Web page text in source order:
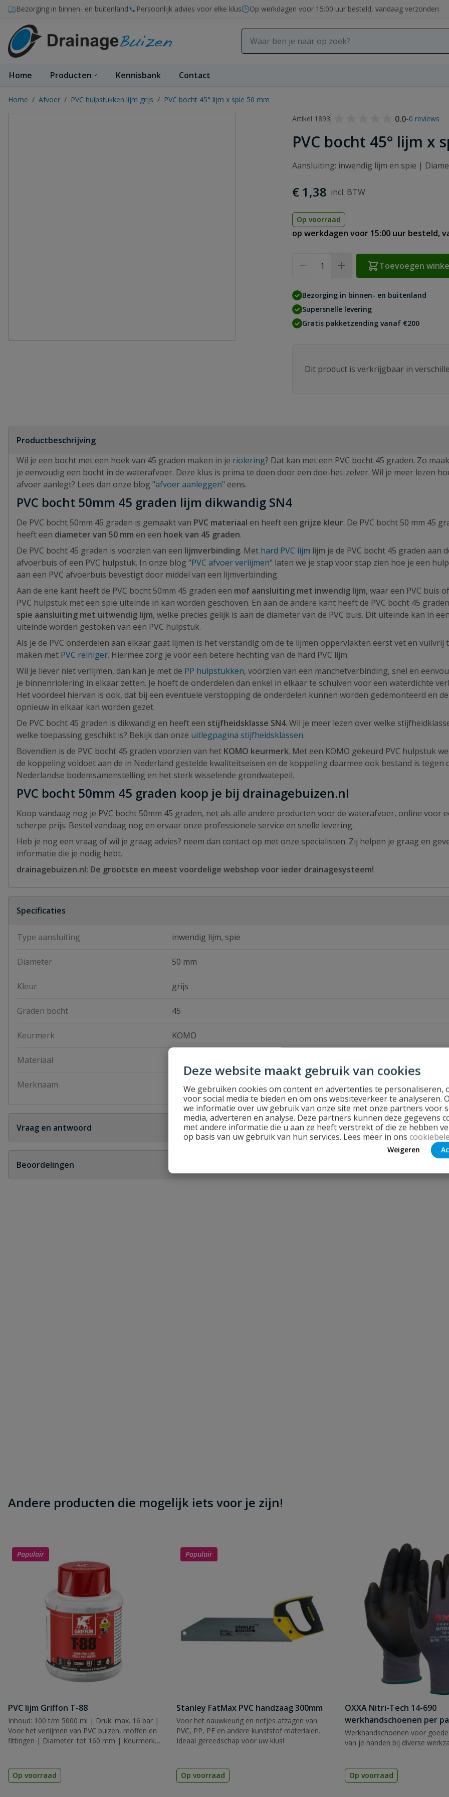
Deze website maakt gebruik van cookies
We gebruiken cookies om content en advertenties te personaliseren,
voor social media te bieden en om ons websiteverkeer te analyseren.
we informatie over uw gebruik van onze site met onze partners voor
media, adverteren en analyse. Deze partners kunnen deze gegevens
met andere informatie die u aan ze heeft verstrekt of die ze hebben
op basis van uw gebruik van hun services. Lees meer in ons
Weigeren
Ga naar de inhoud
Bezorging in binnen- en buitenland Persoonlijk advies voor elke klus Op werkdagen voor 15:00 uur besteld, vandaag verzonden
Home Producten Kennisbank Contact
Home / Afvoer / PVC hulpstukken lijm grijs / PVC bocht 45° lijm x spie 50 mm
Artikel 1893
0.0-0 reviews
PVC bocht 45° lijm x
Aansluiting: inwendig lijm en spie |
€ 1,38
Op voorraad
op werkdagen voor 15:00 uur besteld,
Toevoegen
Bezorging in binnen- en buitenland
Supersnelle levering
Gratis pakketzending vanaf €200
Dit product is verkrijgbaar in
Productbeschrijving
Wil je een bocht met een hoek van 45 graden maken in je riolering? Dat kan met een PVC bocht 45 graden. Zo maak
je eenvoudig een bocht in de waterafvoer. Deze klus is prima te doen door een doe-het-zelver. Wil je meer lezen
afvoer aanlegt? Lees dan onze blog "afvoer aanleggen" eens.
PVC bocht 50mm 45 graden lijm dikwandig SN4
De PVC bocht 50mm 45 graden is gemaakt van PVC materiaal en heeft een grijze kleur. De PVC bocht 50 mm 45
heeft een diameter van 50 mm en een hoek van 45 graden.
De PVC bocht 45 graden is voorzien van een lijmverbinding. Met hard PVC lijm lijm je de PVC bocht 45 graden aan
afvoerbuis of een PVC hulpstuk. In onze blog "PVC afvoer verlijmen" laten we je stap voor stap zien hoe je een
aan een PVC afvoerbuis bevestigt door middel van een lijmverbinding.
Aan de ene kant heeft de PVC bocht 50mm 45 graden een mof aansluiting met inwendig lijm, waar een PVC buis
PVC hulpstuk met een spie uiteinde in kan worden geschoven. En aan de andere kant heeft de PVC bocht 45
spie aansluiting met uitwendig lijm, welke precies gelijk is aan de diameter van de PVC buis. Dit uiteinde kan in
uiteinde worden gestoken van een PVC hulpstuk.
Als je de PVC onderdelen aan elkaar gaat lijmen is het verstandig om de te lijmen oppervlakten eerst vet en vuilvrij
maken met PVC reiniger. Hiermee zorg je voor een betere hechting van de hard PVC lijm.
Wil je liever niet verlijmen, dan kan je met de PP hulpstukken, voorzien van een manchetverbinding, snel en
je binnenriolering in elkaar zetten. Je hoeft de onderdelen dan enkel in elkaar te schuiven voor een waterdichte
Het voordeel hiervan is ook, dat bij een eventuele verstopping de onderdelen kunnen worden gedemonteerd en
opnieuw in elkaar kan worden gezet.
De PVC bocht 45 graden is dikwandig en heeft een stijfheidsklasse SN4. Wil je meer lezen over welke
welke toepassing geschikt is? Bekijk dan onze uitlegpagina stijfheidsklassen.
Bovendien is de PVC bocht 45 graden voorzien van het KOMO keurmerk. Met een KOMO gekeurd PVC hulpstuk
de koppeling voldoet aan de in Nederland gestelde kwaliteitseisen en de koppeling daarmee ook bestand is tegen
Nederlandse bodemsamenstelling en het sterk wisselende grondwatepeil.
PVC bocht 50mm 45 graden koop je bij drainagebuizen.nl
Koop vandaag nog je PVC bocht 50mm 45 graden, net als alle andere producten voor de waterafvoer, online voor
scherpe prijs. Bestel vandaag nog en ervaar onze professionele service en snelle levering.
Heb je nog een vraag of wil je graag advies? neem dan contact op met onze specialisten. Zij helpen je graag en
informatie die je nodig hebt.
drainagebuizen.nl: De grootste en meest voordelige webshop voor ieder drainagesysteem!
Specificaties
Type aansluiting inwendig lijm, spie
Diameter 50 mm
Kleur grijs
Graden bocht 45
Keurmerk KOMO
Materiaal
Merknaam Pipelife
Vraag en antwoord
Geen vragen
Beoordelingen
Andere producten die mogelijk iets voor je zijn!
Populair
PVC lijm Griffon T-88
Inhoud: 100 t/m 5000 ml | Druk: max. 16 bar |
Voor het verlijmen van PVC buizen, moffen en
fittingen | Diameter: tot 160 mm | Keurmerk:
Op voorraad
Populair
Stanley FatMax PVC handzaag 300mm
Voor het nauwkeurig en netjes afzagen van
PVC, PP, PE en andere kunststof materialen.
Ideaal gereedschap voor uw klus!
Op voorraad
OXXA Nitri-Tech 14-690
werkhandschoenen per
Werkhandschoenen voor
van je handen bij diverse
Op voorraad